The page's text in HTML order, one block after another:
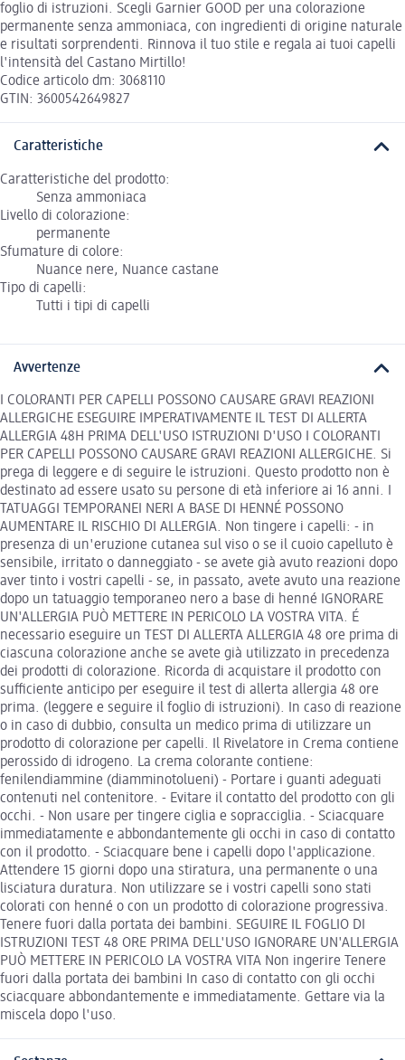
foglio di istruzioni. Scegli Garnier GOOD per una colorazione
permanente senza ammoniaca, con ingredienti di origine naturale
e risultati sorprendenti. Rinnova il tuo stile e regala ai tuoi capelli
l'intensità del Castano Mirtillo!
Codice articolo dm: 3068110
GTIN: 3600542649827
Caratteristiche
Caratteristiche del prodotto:
Senza ammoniaca
Livello di colorazione:
permanente
Sfumature di colore:
Nuance nere, Nuance castane
Tipo di capelli:
Tutti i tipi di capelli
Avvertenze
I COLORANTI PER CAPELLI POSSONO CAUSARE GRAVI REAZIONI
ALLERGICHE ESEGUIRE IMPERATIVAMENTE IL TEST DI ALLERTA
ALLERGIA 48H PRIMA DELL'USO ISTRUZIONI D'USO I COLORANTI
PER CAPELLI POSSONO CAUSARE GRAVI REAZIONI ALLERGICHE. Si
prega di leggere e di seguire le istruzioni. Questo prodotto non è
destinato ad essere usato su persone di età inferiore ai 16 anni. I
TATUAGGI TEMPORANEI NERI A BASE DI HENNÉ POSSONO
AUMENTARE IL RISCHIO DI ALLERGIA. Non tingere i capelli: - in
presenza di un'eruzione cutanea sul viso o se il cuoio capelluto è
sensibile, irritato o danneggiato - se avete già avuto reazioni dopo
aver tinto i vostri capelli - se, in passato, avete avuto una reazione
dopo un tatuaggio temporaneo nero a base di henné IGNORARE
UN'ALLERGIA PUÒ METTERE IN PERICOLO LA VOSTRA VITA. É
necessario eseguire un TEST DI ALLERTA ALLERGIA 48 ore prima di
ciascuna colorazione anche se avete già utilizzato in precedenza
dei prodotti di colorazione. Ricorda di acquistare il prodotto con
sufficiente anticipo per eseguire il test di allerta allergia 48 ore
prima. (leggere e seguire il foglio di istruzioni). In caso di reazione
o in caso di dubbio, consulta un medico prima di utilizzare un
prodotto di colorazione per capelli. Il Rivelatore in Crema contiene
perossido di idrogeno. La crema colorante contiene:
fenilendiammine (diamminotolueni) - Portare i guanti adeguati
contenuti nel contenitore. - Evitare il contatto del prodotto con gli
occhi. - Non usare per tingere ciglia e sopracciglia. - Sciacquare
immediatamente e abbondantemente gli occhi in caso di contatto
con il prodotto. - Sciacquare bene i capelli dopo l'applicazione.
Attendere 15 giorni dopo una stiratura, una permanente o una
lisciatura duratura. Non utilizzare se i vostri capelli sono stati
colorati con henné o con un prodotto di colorazione progressiva.
Tenere fuori dalla portata dei bambini. SEGUIRE IL FOGLIO DI
ISTRUZIONI TEST 48 ORE PRIMA DELL'USO IGNORARE UN'ALLERGIA
PUÒ METTERE IN PERICOLO LA VOSTRA VITA Non ingerire Tenere
fuori dalla portata dei bambini In caso di contatto con gli occhi
sciacquare abbondantemente e immediatamente. Gettare via la
miscela dopo l'uso.